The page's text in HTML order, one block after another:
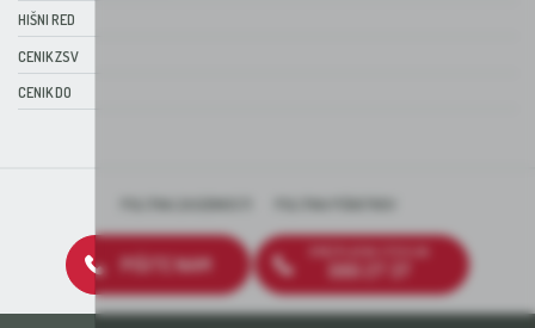
HIŠNI RED
CENIK ZSV
CENIK DO
PIŠITE NAM 080 27 37